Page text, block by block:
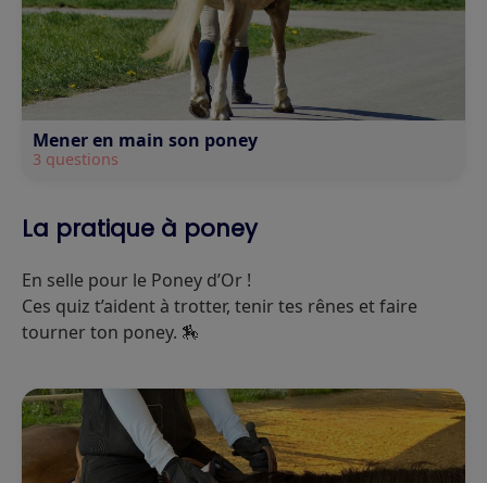
Mener en main son poney
3 questions
La pratique à poney
En selle pour le Poney d’Or !
Ces quiz t’aident à trotter, tenir tes rênes et faire
tourner ton poney. 🏇